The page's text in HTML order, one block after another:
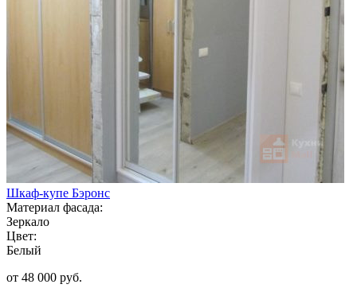
Шкаф-купе Бэронс
Материал фасада:
Зеркало
Цвет:
Белый
от 48 000 руб.